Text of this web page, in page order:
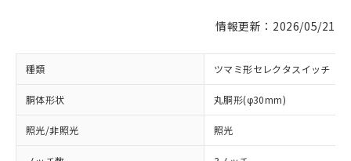
情報更新：2026/05/21
種類 ツマミ形セレクタスイッチ
胴体形状 丸胴形(φ30mm)
照光/非照光 照光